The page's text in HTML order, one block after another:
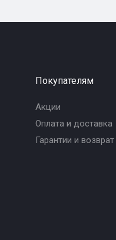
Покупателям
Акции
Оплата и доставка
Гарантии и возврат